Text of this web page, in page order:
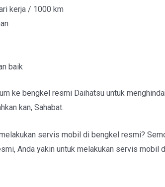
kerja / 1000 km
baik
ke bengkel resmi Daihatsu untuk
kan, Sahabat.
servis mobil di bengkel resmi?
Anda yakin untuk melakukan servis mobil